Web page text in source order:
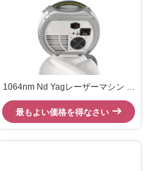
1064nm Nd Yagレーザーマシン カ
ーボンレーザー剥離 タトゥー除去
最もよい価格を得なさい